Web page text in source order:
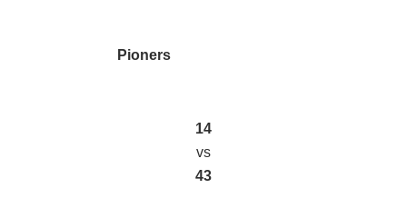
Pioners
14
vs
43